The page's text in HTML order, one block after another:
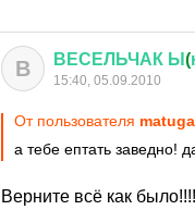
В ВЕСЕЛЬЧАК Ы (
15:40, 05.09.2010
От пользователя matuga
а тебе ептать заведно!
Верните всё как